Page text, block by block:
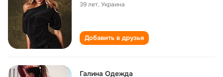
39 лет,Украина
Добавить в друзья
Галина Одежда